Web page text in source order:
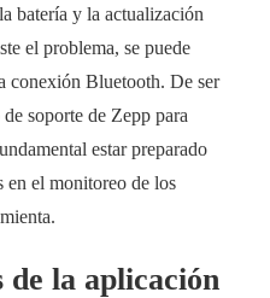
batería y la actualización
el problema, se puede
conexión Bluetooth. De ser
soporte de Zepp para
estar preparado
en el monitoreo de los
de la aplicación